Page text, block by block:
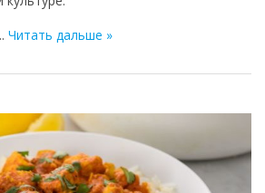
Читать дальше »